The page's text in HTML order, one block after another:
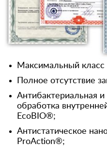
Максимальный класс
Полное отсутствие
Антибактериальная и
обработка
EcoBIO®;
Антистатическое
ProAction®;